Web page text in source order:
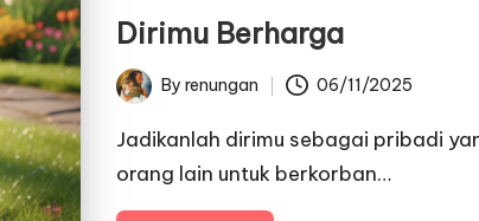
Dirimu Berharga
Posted
by
Byrenungan 06/11/2025
Jadikanlah dirimu sebagai pribadi
orang lain untuk berkorban…